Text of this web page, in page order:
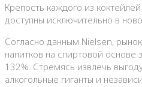
Крепость каждого из
доступны исключительно в
Согласно данным Nielsen,
напитков на спиртовой основе
132%. Стремясь извлечь
алкогольные гиганты и